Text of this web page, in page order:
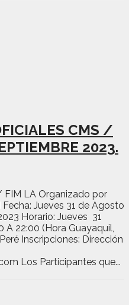
CMS /
2023.
FIM LA Organizado por
Jueves 31 de Agosto
Horario: Jueves 31
A 22:00 (Hora Guayaquil,
Inscripciones: Dirección
Los Participantes que...